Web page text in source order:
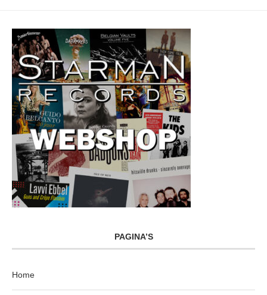
PAGINA’S
Home